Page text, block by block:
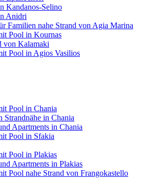
Kandanos-Selino
Anidri
Familien nahe Strand von Agia Marina
Pool in Kournas
von Kalamaki
Pool in Agios Vasilios
Pool in Chania
Strandnähe in Chania
Apartments in Chania
Pool in Sfakia
Pool in Plakias
Apartments in Plakias
Pool nahe Strand von Frangokastello